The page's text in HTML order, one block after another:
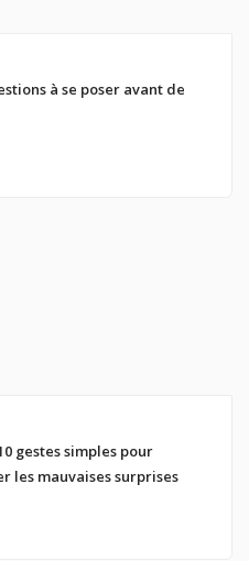
à se poser avant de
gestes simples pour
les mauvaises surprises